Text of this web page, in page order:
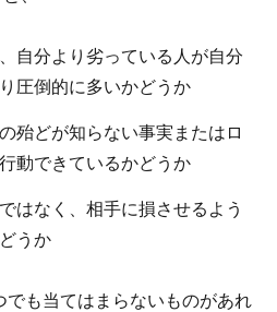
自分より劣っている人が自分
圧倒的に多いかどうか
殆どが知らない事実またはロ
動できているかどうか
はなく、相手に損させるよう
うか
でも当てはまらないものがあれ